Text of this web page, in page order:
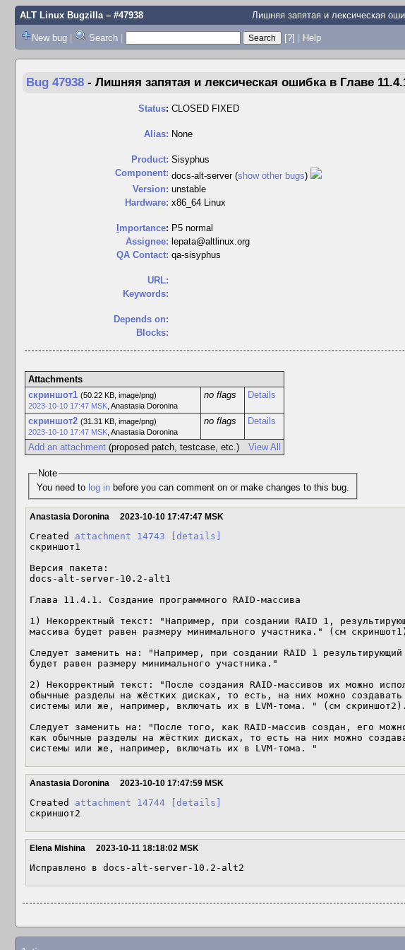
ALT Linux Bugzilla– #47938 Лишняя запятая и лексическая
New bug | Search | [?] | Help
Bug 47938 - Лишняя запятая и лексическая ошибка в Главе
Status: CLOSED FIXED
Alias: None
Product: Sisyphus
Component: docs-alt-server (show other bugs)
Version: unstable
Hardware: x86_64 Linux
mportance: P5 normal
Assignee: lepata@altlinux.org
QA Contact: qa-sisyphus
URL:
Keywords:
Depends on:
Blocks:
Attachments
скриншот1 (50.22 KB, image/png)
2023-10-10 17:47 MSK, Anastasia Doronina
no flags Details
скриншот2 (31.31 KB, image/png)
2023-10-10 17:47 MSK, Anastasia Doronina
no flags Details
View All
Add an attachment(proposed patch, testcase, etc.)
Note
You need to log in before you can comment on or make changes to this bug.
Anastasia Doronina 2023-10-10 17:47:47 MSK
Created attachment 14743
[details]
скриншот1
Версия пакета:
docs-alt-server-10.2-alt1
Глава 11.4.1. Создание программного RAID-массива
1) Некорректный текст: "Например, при создании RAID 1,
массива будет равен размеру минимального участника." (см
Следует заменить на: "Например, при создании RAID 1 результирующий
будет равен размеру минимального участника."
2) Некорректный текст: "После создания RAID-массивов их можно
обычные разделы на жёстких дисках, то есть, на них можно создавать
системы или же, например, включать их в LVM-тома. " (см скриншот2).
Следует заменить на: "После того, как RAID-массив создан, его
как обычные разделы на жёстких дисках, то есть на них можно
системы или же, например, включать их в LVM-тома. "
Anastasia Doronina 2023-10-10 17:47:59 MSK
Created attachment 14744
[details]
скриншот2
Elena Mishina 2023-10-11 18:18:02 MSK
Исправлено в docs-alt-server-10.2-alt2